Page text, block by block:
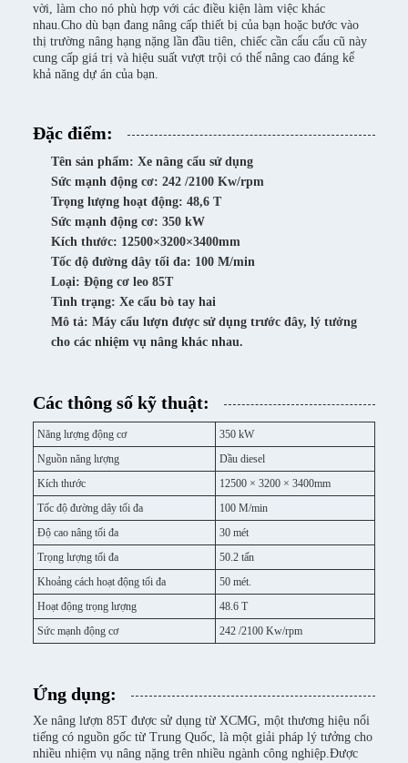
vời, làm cho nó phù hợp với các điều kiện làm việc khác
nhau.Cho dù bạn đang nâng cấp thiết bị của bạn hoặc bước vào
thị trường nâng hạng nặng lần đầu tiên, chiếc cần cẩu cẩu cũ này
cung cấp giá trị và hiệu suất vượt trội có thể nâng cao đáng kể
khả năng dự án của bạn.
Đặc điểm:
Tên sản phẩm: Xe nâng cẩu sử dụng
Sức mạnh động cơ: 242 /2100 Kw/rpm
Trọng lượng hoạt động: 48,6 T
Sức mạnh động cơ: 350 kW
Kích thước: 12500×3200×3400mm
Tốc độ đường dây tối đa: 100 M/min
Loại: Động cơ leo 85T
Tình trạng: Xe cẩu bò tay hai
Mô tả: Máy cẩu lượn được sử dụng trước đây, lý tưởng
cho các nhiệm vụ nâng khác nhau.
Các thông số kỹ thuật:
Năng lượng động cơ
350 kW
Nguồn năng lượng
Dầu diesel
Kích thước
12500 × 3200 × 3400mm
Tốc độ đường dây tối đa
100 M/min
Độ cao nâng tối đa
30 mét
Trọng lượng tối đa
50.2 tấn
Khoảng cách hoạt động tối đa
50 mét.
Hoạt động trọng lượng
48.6 T
Sức mạnh động cơ
242 /2100 Kw/rpm
Ứng dụng:
Xe nâng lượn 85T được sử dụng từ XCMG, một thương hiệu nổi
tiếng có nguồn gốc từ Trung Quốc, là một giải pháp lý tưởng cho
nhiều nhiệm vụ nâng nặng trên nhiều ngành công nghiệp.Được